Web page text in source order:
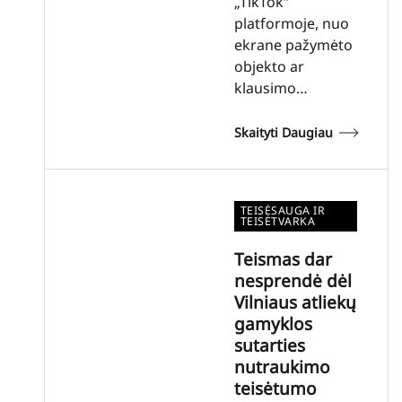
platformoje, nuo
ekrane pažymėto
objekto ar
klausimo…
Skaityti Daugiau
TEISĖSAUGA IR
TEISĖTVARKA
Teismas dar
nesprendė dėl
Vilniaus atliekų
gamyklos
sutarties
nutraukimo
teisėtumo